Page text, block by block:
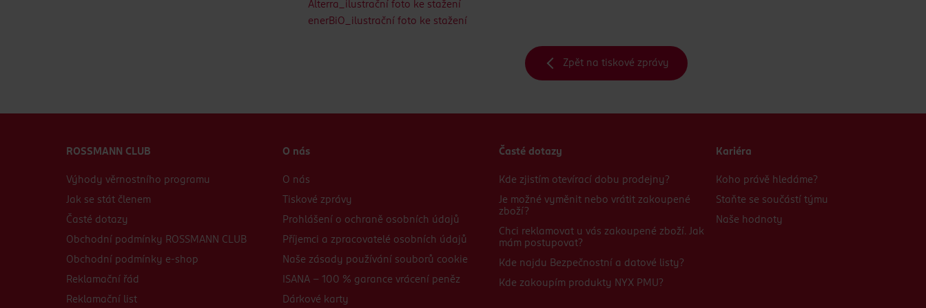
Alterra_ilustrační foto ke stažení
enerBiO_ilustrační foto ke stažení
Zpět na tiskové zprávy
ROSSMANN CLUB
Výhody věrnostního programu
Jak se stát členem
Časté dotazy
Obchodní podmínky ROSSMANN CLUB
Obchodní podmínky e-shop
Reklamační řád
Reklamační list
O nás
O nás
Tiskové zprávy
Prohlášení o ochraně osobních údajů
Příjemci a zpracovatelé osobních údajů
Naše zásady používání souborů cookie
ISANA - 100 % garance vrácení peněz
Dárkové karty
Časté dotazy
Kde zjistím otevírací dobu prodejny?
Je možné vyměnit nebo vrátit zakoupené
zboží?
Chci reklamovat u vás zakoupené zboží. Jak
mám postupovat?
Kde najdu Bezpečnostní a datové listy?
Kde zakoupím produkty NYX PMU?
Kariéra
Koho právě hledáme?
Staňte se součástí týmu
Naše hodnoty